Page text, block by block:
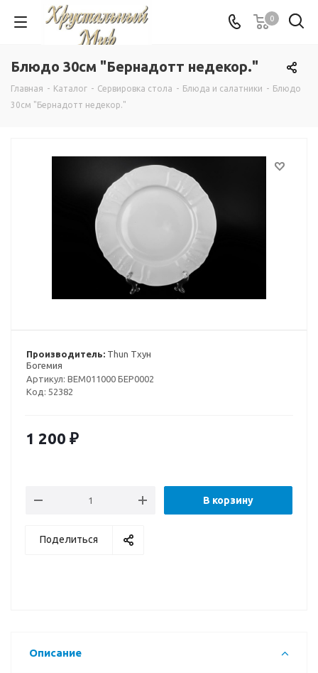
0
Блюдо 30см "Бернадотт недекор."
Главная - Каталог - Сервировка стола - Блюда и салатники - Блюдо
30см "Бернадотт недекор."
Производитель: Thun Тхун
Богемия
Артикул: BEM011000 БЕР0002
Код: 52382
1 200 ₽
В корзину
Поделиться
Описание